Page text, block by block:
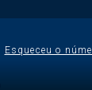
Esqueceu o